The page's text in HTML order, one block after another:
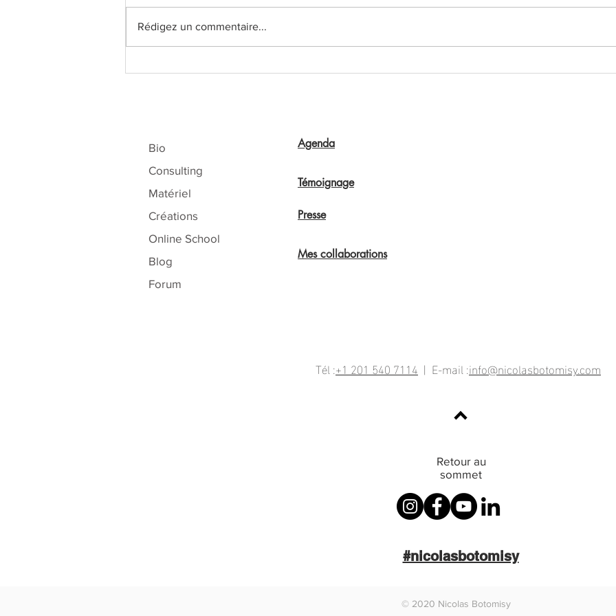
Chocolate Dragée Brillant
Comment adapter la quantité de
Rédigez un commentaire...
Bio
Consulting
Matériel
Créations
Online School
Blog
Forum
Agenda
Témoignage
Presse
Mes collaborations
Tél :+1 201 540 7114 | E-mail :info@nicolasbotomisy.com
Retour au
sommet
#nicolasbotomisy
© 2020 Nicolas Botomisy